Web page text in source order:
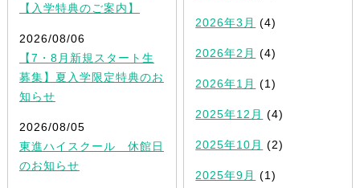
【入学特典のご案内】
2026/08/06
【7・8月新規スタート生
募集】夏入学限定特典のお
知らせ
2026/08/05
東進ハイスクール 休館日
のお知らせ
2026年3月 (4)
2026年2月 (4)
2026年1月 (1)
2025年12月 (4)
2025年10月 (2)
2025年9月 (1)